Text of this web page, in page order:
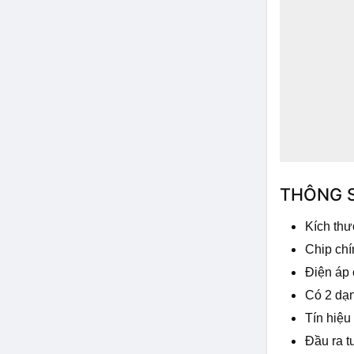
THÔNG
Kích
Chip
Điện áp
Có 2
Tín hiệu
Đầu ra